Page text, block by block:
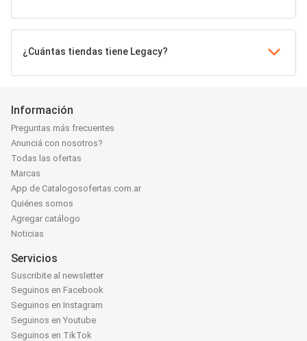
¿Cuántas tiendas tiene Legacy?
Información
Preguntas más frecuentes
Anunciá con nosotros?
Todas las ofertas
Marcas
App de Catalogosofertas.com.ar
Quiénes somos
Agregar catálogo
Noticias
Servicios
Suscribite al newsletter
Seguinos en Facebook
Seguinos en Instagram
Seguinos en Youtube
Seguinos en TikTok